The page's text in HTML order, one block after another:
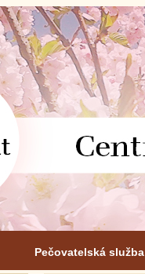
Pečovatelská služba